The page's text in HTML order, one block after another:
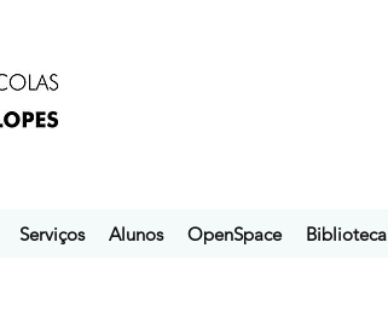
Serviços Alunos OpenSpace Biblioteca